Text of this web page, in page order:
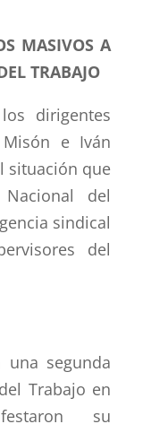
MASIVOS A
TRABAJO
dirigentes
n e Iván
situación que
del
sindical
del
segunda
Trabajo en
su